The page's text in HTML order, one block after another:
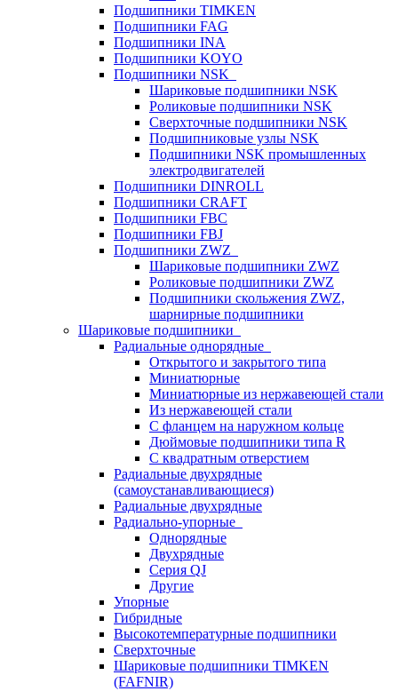
Подшипники TIMKEN
Подшипники FAG
Подшипники INA
Подшипники KOYO
Подшипники NSK
Шариковые подшипники NSK
Роликовые подшипники NSK
Сверхточные подшипники NSK
Подшипниковые узлы NSK
Подшипники NSK промышленных
электродвигателей
Подшипники DINROLL
Подшипники CRAFT
Подшипники FBC
Подшипники FBJ
Подшипники ZWZ
Шариковые подшипники ZWZ
Роликовые подшипники ZWZ
Подшипники скольжения ZWZ,
шарнирные подшипники
Шариковые подшипники
Радиальные однорядные
Открытого и закрытого типа
Миниатюрные
Миниатюрные из нержавеющей стали
Из нержавеющей стали
С фланцем на наружном кольце
Дюймовые подшипники типа R
С квадратным отверстием
Радиальные двухрядные
(самоустанавливающиеся)
Радиальные двухрядные
Радиально-упорные
Однорядные
Двухрядные
Серия QJ
Другие
Упорные
Гибридные
Высокотемпературные подшипники
Сверхточные
Шариковые подшипники TIMKEN
(FAFNIR)